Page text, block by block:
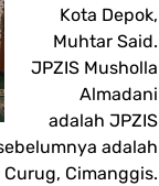
Kota Depok,
Muhtar Said.
JPZIS Musholla
Almadani
adalah JPZIS
adalah
Cimanggis.